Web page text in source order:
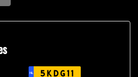
fabrieksaf radio/cd mp3
start/stop systeem,
verlichting, cuphouders,
velours vloermatten,
Light White, interieur:
NL 5KDG11